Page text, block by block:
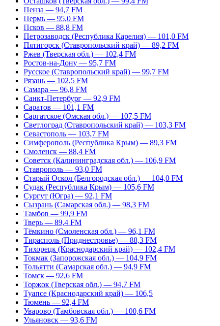
Пенза — 94,7 FM
Пермь — 95,0 FM
Псков — 88,8 FM
Петрозаводск (Республика Карелия) — 101,0 FM
Пятигорск (Ставропольский край) — 89,2 FM
Ржев (Тверская обл.) — 102,4 FM
Ростов-на-Дону — 95,7 FM
Русское (Ставропольский край) — 99,7 FM
Рязань — 102,5 FM
Самара — 96,8 FM
Санкт-Петербург — 92,9 FM
Саратов — 101,1 FM
Саргатское (Омская обл.) — 107,5 FM
Светлоград (Ставропольский край) — 103,3 FM
Севастополь — 103,7 FM
Симферополь (Республика Крым) — 89,3 FM
Смоленск — 88,4 FM
Советск (Калининградская обл.) — 106,9 FM
Ставрополь — 93,0 FM
Старый Оскол (Белгородская обл.) — 104,0 FM
Судак (Республика Крым) — 105,6 FM
Сургут (Югра) — 92,1 FM
Сызрань (Самарская обл.) — 98,3 FM
Тамбов — 99,9 FM
Тверь — 89,4 FM
Тёмкино (Смоленская обл.) — 96,1 FM
Тирасполь (Приднестровье) — 88,3 FM
Тихорецк (Краснодарский край) — 102,4 FM
Токмак (Запорожская обл.) — 104,9 FM
Тольятти (Самарская обл.) — 94,9 FM
Томск — 92,6 FM
Торжок (Тверская обл.) — 94,7 FM
Туапсе (Краснодарский край) — 106,5
Тюмень — 92,4 FM
Уварово (Тамбовская обл.) — 100,6 FM
Ульяновск — 93,6 FM